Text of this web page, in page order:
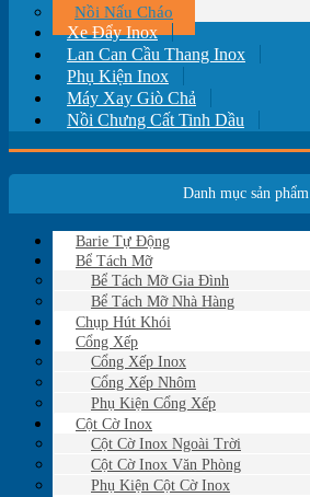
Nồi Nấu Cháo
Xe Đẩy Inox
Lan Can Cầu Thang Inox
Phụ Kiện Inox
Máy Xay Giò Chả
Nồi Chưng Cất Tinh Dầu
Danh mục sản phẩm
Barie Tự Động
Bể Tách Mỡ
Bể Tách Mỡ Gia Đình
Bể Tách Mỡ Nhà Hàng
Chụp Hút Khói
Cổng Xếp
Cổng Xếp Inox
Cổng Xếp Nhôm
Phụ Kiện Cổng Xếp
Cột Cờ Inox
Cột Cờ Inox Ngoài Trời
Cột Cờ Inox Văn Phòng
Phụ Kiện Cột Cờ Inox